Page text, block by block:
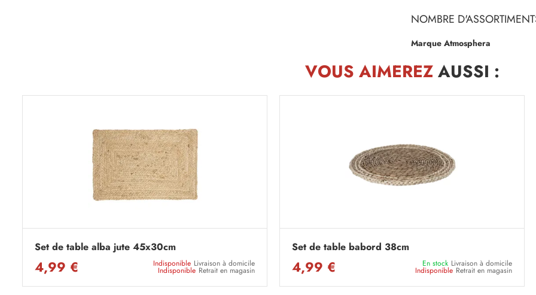
NOMBRE
Marque Atmosphera
VOUS AIMEREZAUSSI :
Set de table alba jute 45x30cm
4,99 € Indisponible Livraison à domicile
Indisponible Retrait en magasin
Set de table babord 38cm
4,99 € En stock Livraison à domicile
Indisponible Retrait en magasin